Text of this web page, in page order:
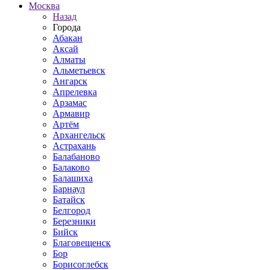
Москва
Назад
Города
Абакан
Аксай
Алматы
Альметьевск
Ангарск
Апрелевка
Арзамас
Армавир
Артём
Архангельск
Астрахань
Балабаново
Балаково
Балашиха
Барнаул
Батайск
Белгород
Березники
Бийск
Благовещенск
Бор
Борисоглебск